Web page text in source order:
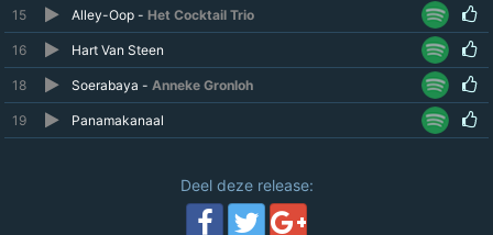
15 Alley-Oop - Het Cocktail Trio
16 Hart Van Steen
18 Soerabaya - Anneke Gronloh
19 Panamakanaal
Deel deze release: